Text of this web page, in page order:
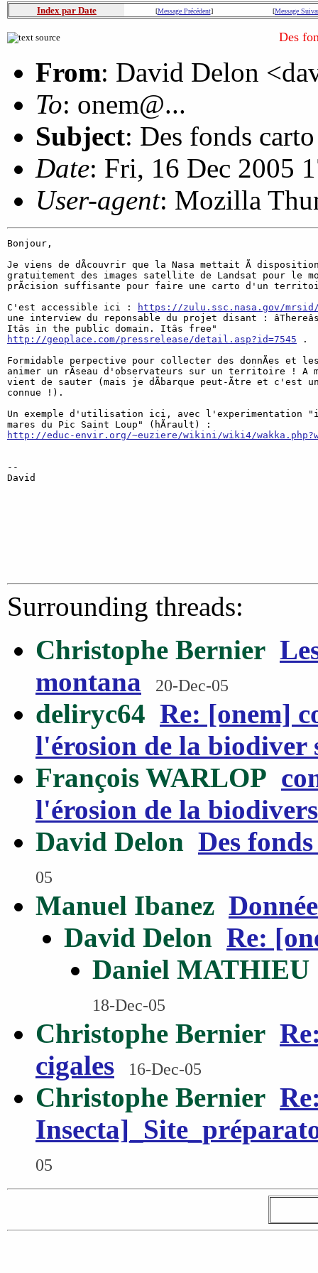
Index par Date [Message Précédent] [Message
Des
From: David Delon
To: onem@...
Subject: Des fonds
Date: Fri, 16 Dec 2005
User-agent: Mozilla
Bonjour,
Je viens de dÃcouvrir que la Nasa mettait Ã
gratuitement des images satellite de Landsat pour le
prÃcision suffisante pour faire une carto d'un
C'est accessible ici :
https://zulu.ssc.nasa.gov/
une interview du reponsable du projet disant :
http://geoplace.com/pressrelease/detail.asp?id=7545 .
Formidable perpective pour collecter des donnÃes et
animer un rÃseau d'observateurs sur un territoire ! A
vient de sauter (mais je dÃbarque peut-Ãtre et c'est
connue !).
Un exemple d'utilisation ici, avec l'experimentation
http://educ-envir.org/~euziere/wikini/wiki4/
--
David
Surrounding threads:
Christophe Bernier
montana
20-Dec-05
deliryc64 Re: [onem]
l'érosion de la biodiver
François WARLOP
l'érosion de la
David Delon Des
05
Manuel Ibanez
David Delon Re:
Daniel MATHIEU
18-Dec-05
Christophe Bernier
cigales
16-Dec-05
Christophe Bernier
05